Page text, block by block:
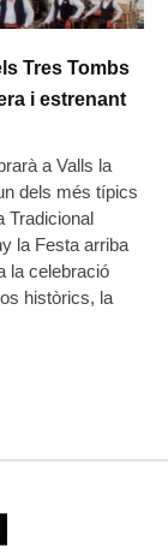
Tres Tombs
i estrenant
a Valls la
dels més típics
Tradicional
la Festa arriba
la celebració
històrics, la